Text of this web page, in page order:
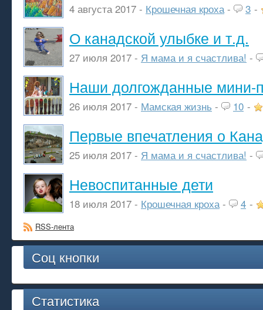
4 августа 2017 - Крошечная кроха- 3 -
О канадской улыбке и т.д.
27 июля 2017 - Я мама и я счастлива! -
Наши долгожданные мини-
26 июля 2017 - Мамская жизнь - 10 -
Первые впечатления о
25 июля 2017 - Я мама и я счастлива! -
Невоспитанные дети
18 июля 2017 - Крошечная кроха- 4 -
RSS-лента
Соц кнопки
Статистика